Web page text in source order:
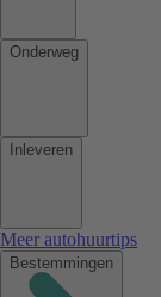
Onderweg
Inleveren
Meer autohuurtips
Bestemmingen